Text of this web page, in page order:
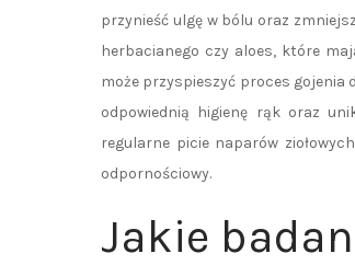
przynieść ulgę w bólu oraz
herbacianego czy aloes, które
może przyspieszyć proces gojenia
odpowiednią higienę rąk oraz
regularne picie naparów
odpornościowy.
Jakie